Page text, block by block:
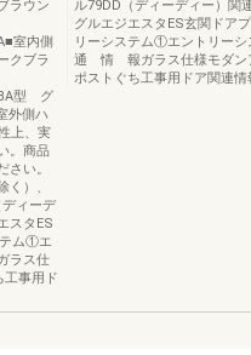
ラウン
室内側
クブラ
型 グ
外側ハ
上、実
。商品
い。
）、
ィーデ
スタES
ム①エ
ラス仕
工事用ド
ル79DD（ディーディー）関
グルエジエスタES玄関ドア
リーシステム①エントリー
通 情 報ガラス仕様モダン
ポストぐち工事用ドア関連情